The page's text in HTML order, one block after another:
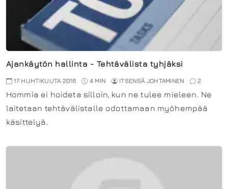
Ajankäytön hallinta - Tehtävälista tyhjäksi
17 HUHTIKUUTA 2016 4 MIN ITSENSÄ JOHTAMINEN 2
Hommia ei hoideta silloin, kun ne tulee mieleen. Ne
laitetaan tehtävälistalle odottamaan myöhempää
käsittelyä.